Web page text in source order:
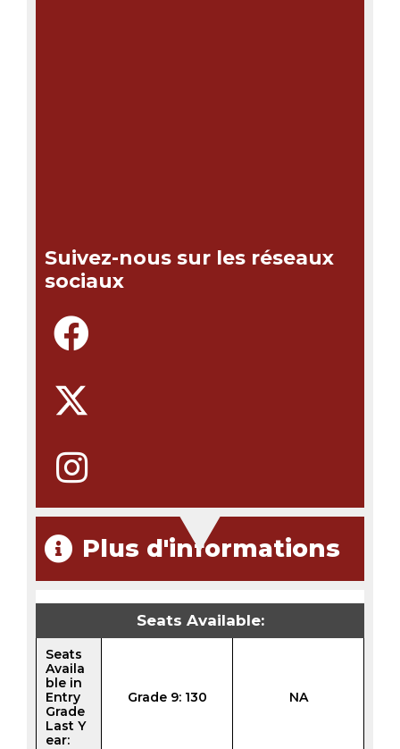
Suivez-nous sur les réseaux
sociaux
Plus d'informations
Seats Available:
Seats
Availa
ble in
Entry
Grade
Last Y
ear:
Grade 9: 130 NA